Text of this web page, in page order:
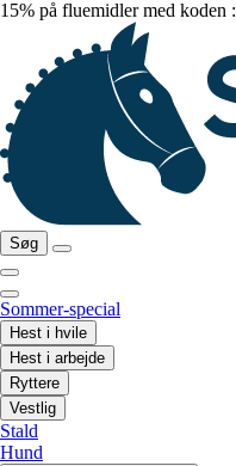
15% på fluemidler med koden :
Søg
Sommer-special
Hest i hvile
Hest i arbejde
Ryttere
Vestlig
Stald
Hund